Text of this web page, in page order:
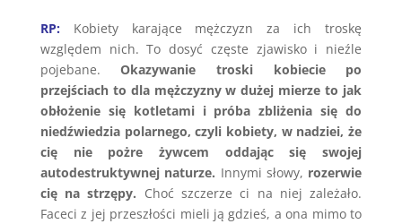
RP: Kobiety karające mężczyzn za ich troskę
względem nich. To dosyć częste zjawisko i nieźle
pojebane.Okazywanie troski kobiecie po
przejściach to dla mężczyzny w dużej mierze to jak
obłożenie się kotletami i próba zbliżenia się do
niedźwiedzia polarnego, czyli kobiety, w nadziei, że
cię nie pożre żywcem oddając się swojej
autodestruktywnej naturze. Innymi słowy, rozerwie
cię na strzępy. Choć szczerze ci na niej zależało.
Faceci z jej przeszłości mieli ją gdzieś, a ona mimo to